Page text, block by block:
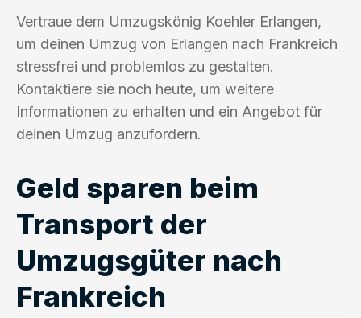
Vertraue dem Umzugskönig Koehler Erlangen,
um deinen Umzug von Erlangen nach Frankreich
stressfrei und problemlos zu gestalten.
Kontaktiere sie noch heute, um weitere
Informationen zu erhalten und ein Angebot für
deinen Umzug anzufordern.
Geld sparen beim
Transport der
Umzugsgüter nach
Frankreich